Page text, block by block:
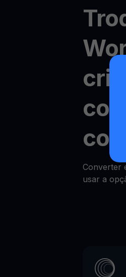
Converter
usar a